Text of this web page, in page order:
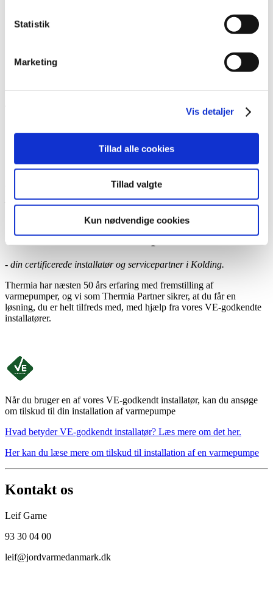
Statistik
Marketing
Vis detaljer
Tillad alle cookies
Tillad valgte
Kun nødvendige cookies
Tal med en ekspert
Bed om et tilbud
Ring til os
Jordvarme Danmark ApS
Certificeret Thermia-installatør og -servicepartner,
Kolding
Jordvarme Danmark ApS
- din certificerede installatør og servicepartner i Kolding.
Thermia har næsten 50 års erfaring med fremstilling af
varmepumper, og vi som Thermia Partner sikrer, at du får en
løsning, du er helt tilfreds med, med hjælp fra vores VE-godkendte
installatører.
Når du bruger en af vores VE-godkendt installatør, kan du ansøge
om tilskud til din installation af varmepumpe
Hvad betyder VE-godkendt installatør? Læs mere om det her.
Her kan du læse mere om tilskud til installation af en varmepumpe
Kontakt os
Leif Garne
93 30 04 00
leif@jordvarmedanmark.dk